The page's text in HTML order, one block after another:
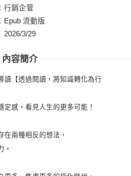
行銷企管
Epub 流動版
2026/3/29
內容簡介
讀【透過閱讀，將知識轉化為行
感，看見人生的更多可能！
在兩種相反的想法，
。